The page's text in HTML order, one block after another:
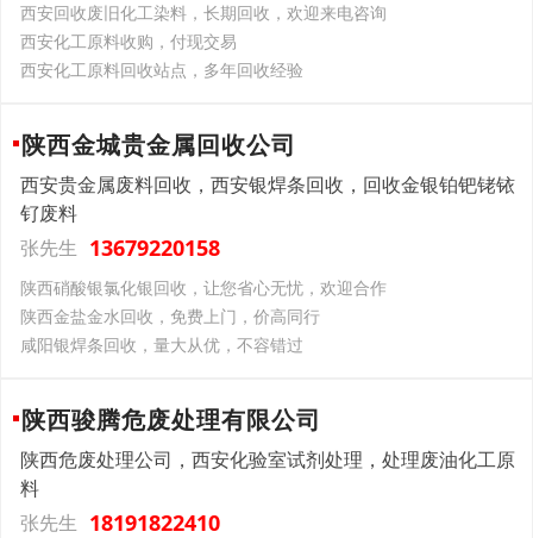
西安回收废旧化工染料，长期回收，欢迎来电咨询
西安化工原料收购，付现交易
西安化工原料回收站点，多年回收经验
陕西金城贵金属回收公司
西安贵金属废料回收，西安银焊条回收，回收金银铂钯铑铱
钌废料
张先生 13679220158
陕西硝酸银氯化银回收，让您省心无忧，欢迎合作
陕西金盐金水回收，免费上门，价高同行
咸阳银焊条回收，量大从优，不容错过
陕西骏腾危废处理有限公司
陕西危废处理公司，西安化验室试剂处理，处理废油化工原
料
张先生 18191822410